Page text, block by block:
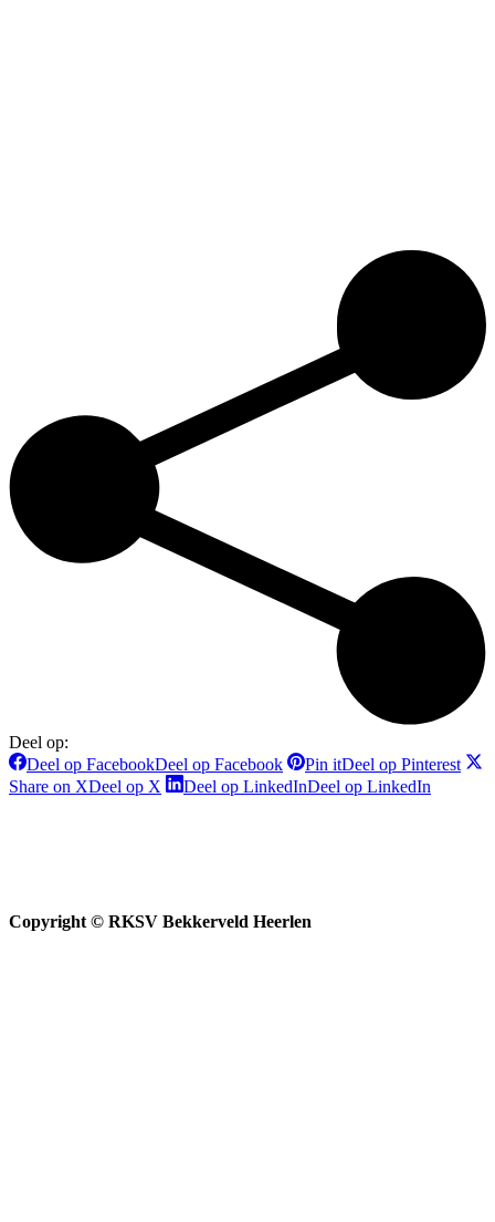
Deel op:
Deel op FacebookDeel op Facebook Pin itDeel op Pinterest
Share on XDeel op X Deel op LinkedInDeel op LinkedIn
Copyright © RKSV Bekkerveld Heerlen